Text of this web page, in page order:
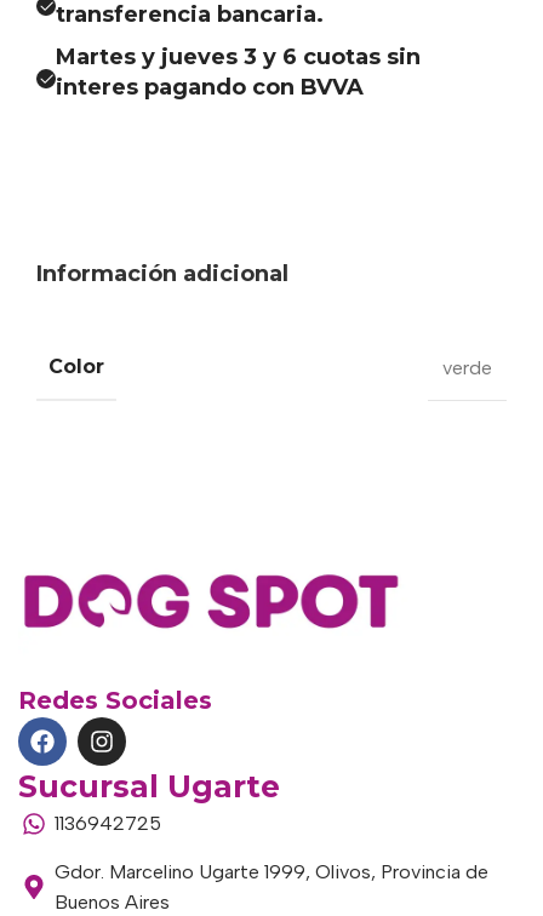
transferencia bancaria.
Martes y jueves 3 y 6 cuotas sin
interes pagando con BVVA
Información adicional
Color verde
Redes Sociales
Sucursal Ugarte
1136942725
Gdor. Marcelino Ugarte 1999, Olivos, Provincia de
Buenos Aires